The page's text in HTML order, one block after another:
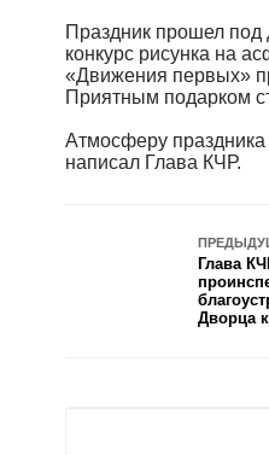
Праздник прошел под
конкурс рисунка на
«Движения первых»
Приятным подарком
Атмосферу праздника
написал Глава КЧР.
Глава
Дворца